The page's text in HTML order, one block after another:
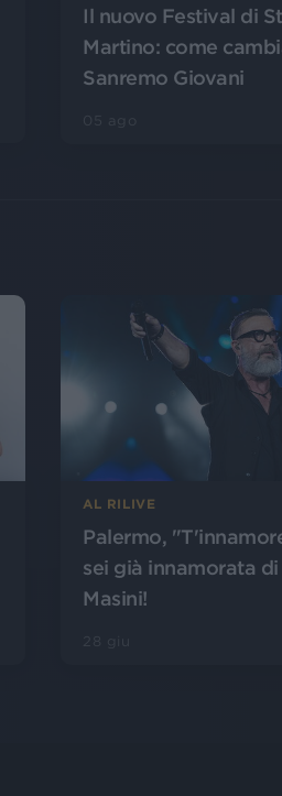
Il nuovo Festival di
Martino: come
Sanremo Giovani
AL RILIVE
Palermo,
sei già innamorata
Masini!